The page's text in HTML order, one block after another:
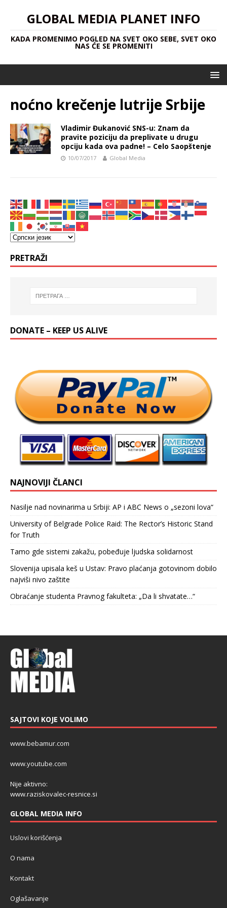
GLOBAL MEDIA PLANET INFO
KADA PROMENIMO POGLED NA SVET OKO SEBE, SVET OKO
NAS ĆE SE PROMENITI
noćno krečenje lutrije Srbije
Vladimir Đukanović SNS-u: Znam da
pravite poziciju da preplivate u drugu
opciju kada ova padne! – Celo Saopštenje
10/07/2017 Global Media
PRETRAŽI
DONATE – KEEP US ALIVE
NAJNOVIJI ČLANCI
Nasilje nad novinarima u Srbiji: AP i ABC News o „sezoni lova“
University of Belgrade Police Raid: The Rector’s Historic Stand
for Truth
Tamo gde sistemi zakažu, pobeđuje ljudska solidarnost
Slovenija upisala keš u Ustav: Pravo plaćanja gotovinom dobilo
najviši nivo zaštite
Obraćanje studenta Pravnog fakulteta: „Da li shvatate…“
SAJTOVI KOJE VOLIMO
www.bebamur.com
www.youtube.com
Nije aktivno:
www.raziskovalec-resnice.si
GLOBAL MEDIA INFO
Uslovi korišćenja
O nama
Kontakt
Oglašavanje